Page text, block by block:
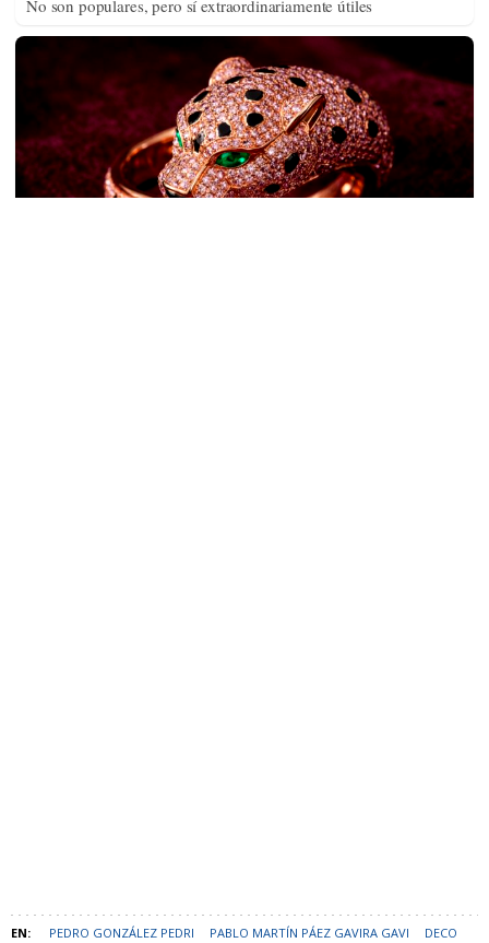
PEDRO GONZÁLEZ PEDRI PABLO MARTÍN PÁEZ GAVIRA GAVI DECO